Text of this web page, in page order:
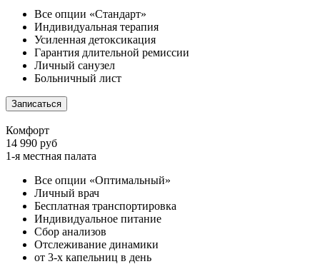
Все опции «Стандарт»
Индивидуальная терапия
Усиленная детоксикация
Гарантия длительной ремиссии
Личный санузел
Больничный лист
Записаться
Комфорт
14 990 руб
1-я местная палата
Все опции «Оптимальный»
Личный врач
Бесплатная транспортировка
Индивидуальное питание
Сбор анализов
Отслеживание динамики
от 3-х капельниц в день